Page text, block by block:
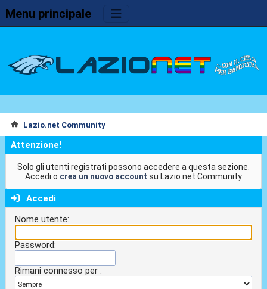
Menu principale
Lazio.net Community
Attenzione!
Solo gli utenti registrati possono accedere a questa sezione.
Accedi o crea un nuovo account su Lazio.net Community
Accedi
Nome utente:
Password:
Rimani connesso per :